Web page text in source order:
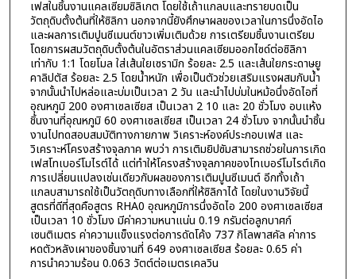
เฟสในชิ้นงานแคลเซียมซิลิเกต โดยใช้เถ้าแกลบและทรายบดเป็น
วัตถุดิบตั้งต้นที่ให้ซิลิกา นอกจากนี้ยังศึกษาผลของเวลาในการนึ่งอัดไอ
และผลการเติมปูนซีเมนต์ขาวเพิ่มเติมด้วย การเตรียมชิ้นงานเตรียม
โดยการผสมวัตถุดิบตั้งต้นในอัตราส่วนแคลเซียมออกไซด์ต่อซิลิกา
เท่ากับ 1:1 โดยโมล ใส่เส้นใยเซรามิก ร้อยละ 2.5 และเส้นใยกระดาษยู
คาลิปตัส ร้อยละ 2.5 โดยน้ำหนัก เพื่อเป็นตัวช่วยเสริมแรงผสมกับน้ำ
จากนั้นนำไปหล่อและบ่มเป็นเวลา 2 วัน และนำไปบ่มในหม้อนึ่งอัดไอที่
อุณหภูมิ 200 องศาเซลเซียส เป็นเวลา 2 10 และ 20 ชั่วโมง อบแห้ง
ชิ้นงานที่อุณหภูมิ 60 องศาเซลเซียส เป็นเวลา 24 ชั่วโมง จากนั้นนำชิ้น
งานไปทดสอบสมบัติทางกายภาพ วิเคราะห์องค์ประกอบเฟส และ
วิเคราะห์โครงสร้างจุลภาค พบว่า การเติมยิปซัมสามารถช่วยในการเกิด
เฟสโทเบอร์โมไรต์ได้ แต่ทำให้โครงสร้างจุลภาคของโทเบอร์โมไรต์เกิด
การเปลี่ยนแปลงเช่นเดียวกับผลของการเติมปูนซีเมนต์ อีกทั้งเถ้า
แกลบสามารถใช้เป็นวัตถุดิบทางเลือกที่ให้ซิลิกาได้ โดยในงานวิจัยนี้
สูตรที่ดีที่สุดคือสูตร RHA0 อุณหภูมิการนึ่งอัดไอ 200 องศาเซลเซียส
เป็นเวลา 10 ชั่วโมง มีค่าความหนาแน่น 0.19 กรัมต่อลูกบาศก์
เซนติเมตร ค่าความแข็งแรงต่อการดัดโค้ง 737 กิโลพาสคัล ค่าการ
หดตัวหลังเผาของชิ้นงานที่ 649 องศาเซลเซียส ร้อยละ 0.65 ค่า
การนำความร้อน 0.063 วัตต์ต่อเมตรเคลวิน